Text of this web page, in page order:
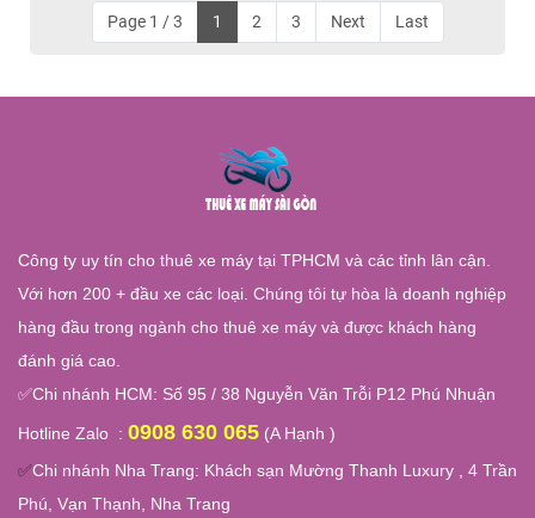
Page 1 / 3
1 2 3 Next Last
Công ty uy tín cho thuê xe máy tại TPHCM và các tỉnh lân cận.
Với hơn 200 + đầu xe các loại. Chúng tôi tự hòa là doanh nghiệp
hàng đầu trong ngành cho thuê xe máy và được khách hàng
đánh giá cao.
✅Chi nhánh HCM: Số 95 / 38 Nguyễn Văn Trỗi P12 Phú Nhuận
Hotline Zalo : 0908 630 065 (A Hạnh )
✅Chi nhánh Nha Trang: Khách sạn Mường Thanh Luxury , 4 Trần
Phú, Vạn Thạnh, Nha Trang